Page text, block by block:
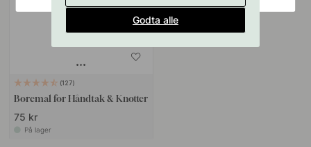
127
Boremal for Håndtak & Knotter
75 kr
På lager
Godta alle